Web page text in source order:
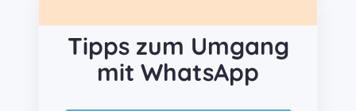
Tipps zum Umgang
mit WhatsApp